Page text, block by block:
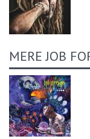
MERE JOB